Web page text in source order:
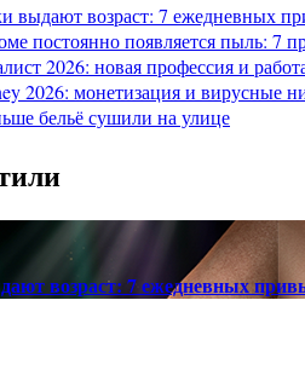
выдают возраст: 7 ежедневных
постоянно появляется пыль: 7
2026: новая профессия и
2026: монетизация и вирусные
бельё сушили на улице
возраст: 7 ежедневных